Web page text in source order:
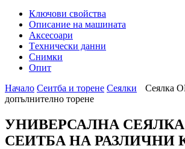
Ключови свойства
Описание на машината
Аксесоари
Tехнически данни
Снимки
Опит
Начало Сеитба и торене Cеялки
Сеялка
допълнително торене
УНИВЕРСАЛНА СЕЯЛКА
СЕИТБА НА РАЗЛИЧНИ